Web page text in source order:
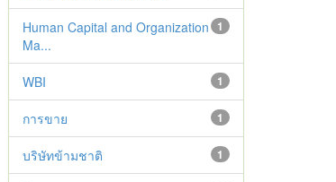
1
Human Capital and Organization
Ma...
1
WBI
1
การขาย
1
บริษัทข้ามชาติ